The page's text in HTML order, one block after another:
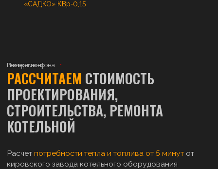
«САДКО» КВр‑0,15
РАССЧИТАЕМ СТОИМОСТЬ
ПРОЕКТИРОВАНИЯ,
СТРОИТЕЛЬСТВА, РЕМОНТА
КОТЕЛЬНОЙ
Расчет потребности тепла и топлива от 5 минут от
кировского завода котельного оборудования
Ваше имя
Номер телефона
Ваш регион